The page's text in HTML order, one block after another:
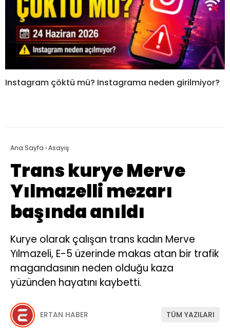
Instagram çöktü mü? Instagrama neden girilmiyor?
Ana Sayfa ›Asayiş
Trans kurye Merve
Yılmazelli mezarı
başında anıldı
Kurye olarak çalışan trans kadın Merve
Yılmazeli, E-5 üzerinde makas atan bir trafik
magandasının neden olduğu kaza
yüzünden hayatını kaybetti.
ERTAN HABER TÜM YAZILARI